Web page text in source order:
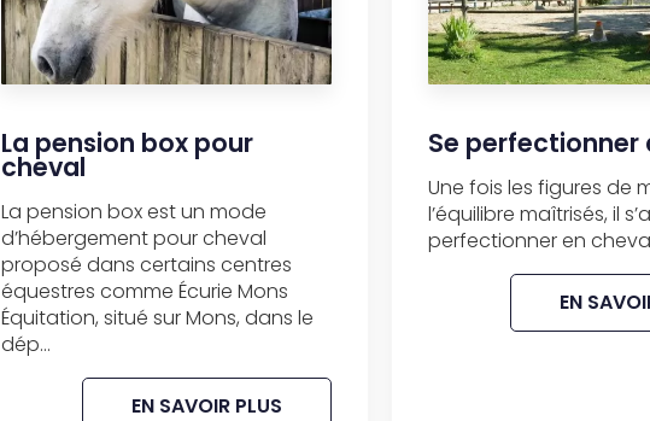
La pension box pour
cheval
La pension box est un mode
d’hébergement pour cheval
proposé dans certains centres
équestres comme Écurie Mons
Équitation, situé sur Mons, dans le
dép...
EN SAVOIR PLUS
Se perfectionner
Une fois les figures de
l’équilibre maîtrisés, il
perfectionner en
EN